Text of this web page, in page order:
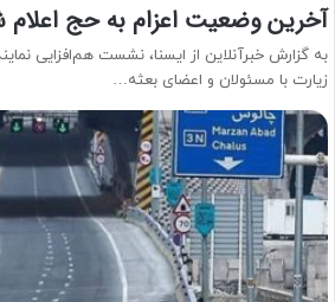
آخرین وضعیت اعزام به حج
به گزارش خبرآنلاین از ایسنا، نشست هم‌افزایی
زیارت با مسئولان و اعضای بعثه…